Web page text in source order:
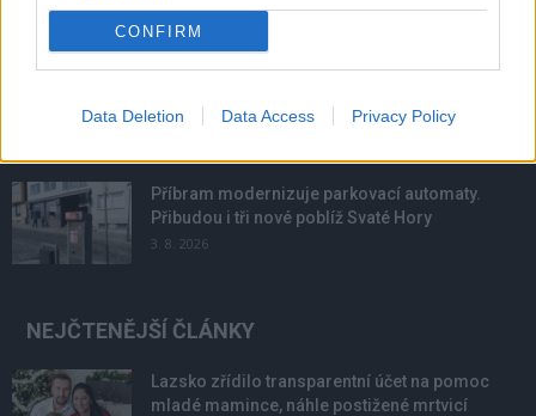
CONFIRM
Data Deletion Data Access Privacy Policy
podmínky. Horší voda je jen...
4. 8. 2026
Příbram modernizuje parkovací automaty.
Přibudou i tři nové poblíž Svaté Hory
3. 8. 2026
NEJČTENĚJŠÍ ČLÁNKY
Lazsko zřídilo transparentní účet na pomoc
mladé mamince, náhle postižené mrtvicí